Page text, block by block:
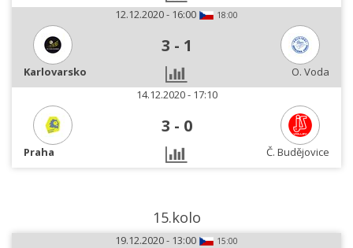
12.12.2020 - 16:00
18:00
3 - 1
Karlovarsko
O. Voda
14.12.2020 - 17:10
3 - 0
Praha Č. Budějovice
15.kolo
19.12.2020 - 13:00 15:00